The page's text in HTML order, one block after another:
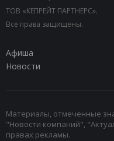
ТОВ «КЕПРЕЙТ ПАРТНЕРС».
Все права защищены.
Афиша
Новости
Материалы, отмеченные
"Новости компаний",
правах рекламы.